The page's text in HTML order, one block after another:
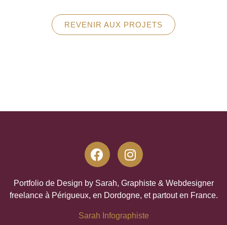
REVENIR AUX PROJETS
Portfolio de Design by Sarah, Graphiste & Webdesigner
freelance à Périgueux, en Dordogne, et partout en France.
Sarah Infographiste